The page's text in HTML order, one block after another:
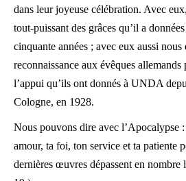
dans leur joyeuse célébration. Avec
tout-puissant des grâces qu’il a
cinquante années ; avec eux aussi
reconnaissance aux évêques allemands
l’appui qu’ils ont donnés à UNDA
Cologne, en 1928.
Nous pouvons dire avec l’Apocalypse
amour, ta foi, ton service et ta patiente
dernières œuvres dépassent en nombre